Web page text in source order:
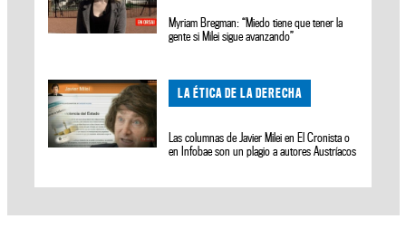
Myriam Bregman: “Miedo tiene que tener la
gente si Milei sigue avanzando”
LA ÉTICA DE LA DERECHA
Las columnas de Javier Milei en El Cronista o
en Infobae son un plagio a autores Austríacos